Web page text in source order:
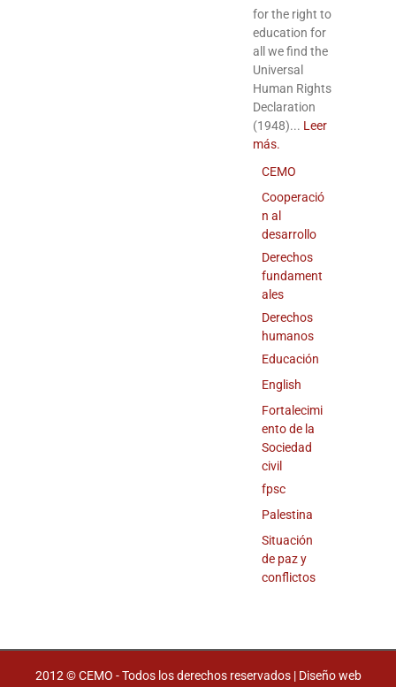
for the right to
education for
all we find the
Universal
Human Rights
Declaration
(1948)... Leer
más.
CEMO
Cooperació
n al
desarrollo
Derechos
fundament
ales
Derechos
humanos
Educación
English
Fortalecimi
ento de la
Sociedad
civil
fpsc
Palestina
Situación
de paz y
conflictos
2012 © CEMO - Todos los derechos reservados | Diseño web